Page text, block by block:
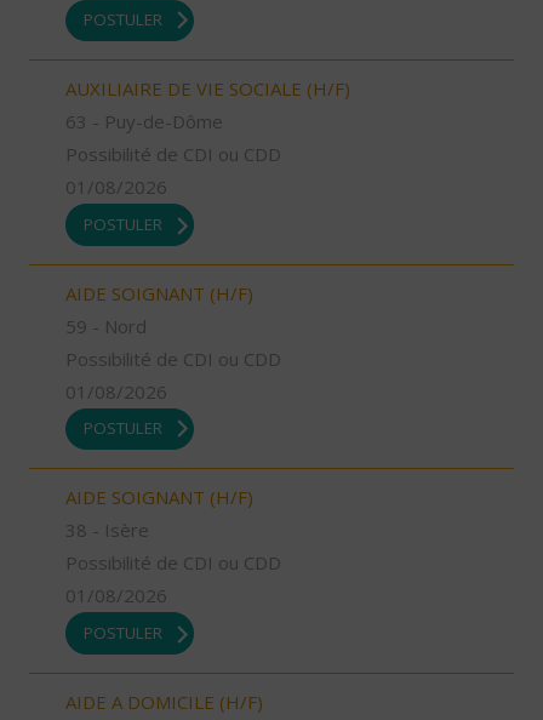
POSTULER
AUXILIAIRE DE VIE SOCIALE (H/F)
63 - Puy-de-Dôme
Possibilité de CDI ou CDD
01/08/2026
POSTULER
AIDE SOIGNANT (H/F)
59 - Nord
Possibilité de CDI ou CDD
01/08/2026
POSTULER
AIDE SOIGNANT (H/F)
38 - Isère
Possibilité de CDI ou CDD
01/08/2026
POSTULER
AIDE A DOMICILE (H/F)